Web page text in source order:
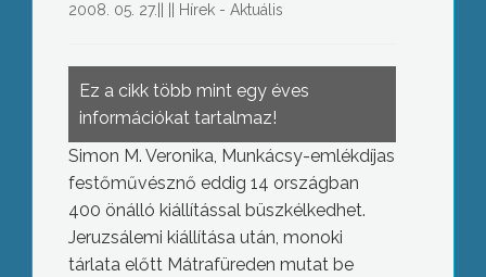
2008. 05. 27. Hírek - Aktuális
Ez a cikk több mint egy éves
információkat tartalmaz!
Simon M. Veronika, Munkácsy-emlékdíjas
festőművésznő eddig 14 országban
400 önálló kiállítással büszkélkedhet.
Jeruzsálemi kiállítása után, monoki
tárlata előtt Mátrafüreden mutat be